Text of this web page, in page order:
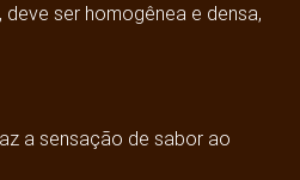
ser homogênea e densa,
a sensação de sabor ao